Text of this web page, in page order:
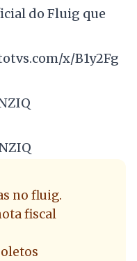
do Fluig que
x/B1y2Fg
no fluig.
fiscal